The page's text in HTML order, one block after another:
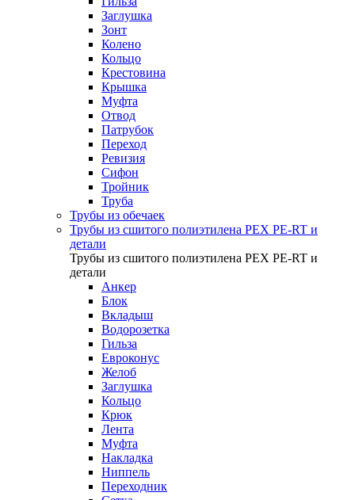
Заглушка
Зонт
Колено
Кольцо
Крестовина
Крышка
Муфта
Отвод
Патрубок
Переход
Ревизия
Сифон
Тройник
Труба
Трубы из обечаек
Трубы из сшитого полиэтилена PEX PE-RT и
детали
Трубы из сшитого полиэтилена PEX PE-RT и
детали
Анкер
Блок
Вкладыш
Водорозетка
Гильза
Евроконус
Желоб
Заглушка
Кольцо
Крюк
Лента
Муфта
Накладка
Ниппель
Переходник